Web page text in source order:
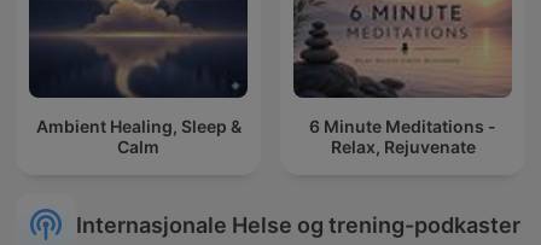
Ambient Healing, Sleep &
Calm
6 Minute Meditations -
Relax, Rejuvenate
Internasjonale Helse og trening-podkaster